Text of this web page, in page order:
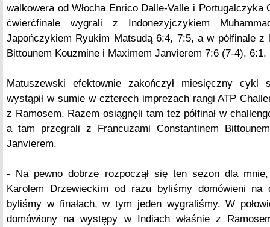
walkowera od Włocha Enrico Dalle-Valle i Portugalczyka
ćwierćfinale wygrali z Indonezyjczykiem
Japończykiem Ryukim Matsudą 6:4, 7:5, a w półfinale z
Bittounem Kouzmine i Maximem Janvierem 7:6 (7-4), 6:1.
Matuszewski efektownie zakończył miesięczny cykl
wystąpił w sumie w czterech imprezach rangi ATP
z Ramosem. Razem osiągnęli tam też półfinał w
a tam przegrali z Francuzami Constantinem
Janvierem.
- Na pewno dobrze rozpoczął się ten sezon dla
Karolem Drzewieckim od razu byliśmy domówieni
byliśmy w finałach, w tym jeden wygraliśmy. W
domówiony na występy w Indiach właśnie z